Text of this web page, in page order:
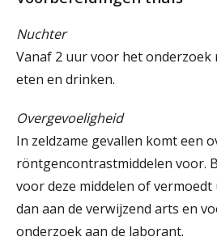
Nuchter
Vanaf 2 uur voor het onderzoek
eten en drinken.
Overgevoeligheid
In zeldzame gevallen komt een
röntgencontrastmiddelen voor.
voor deze middelen of
dan aan de verwijzend arts en
onderzoek aan de laborant.